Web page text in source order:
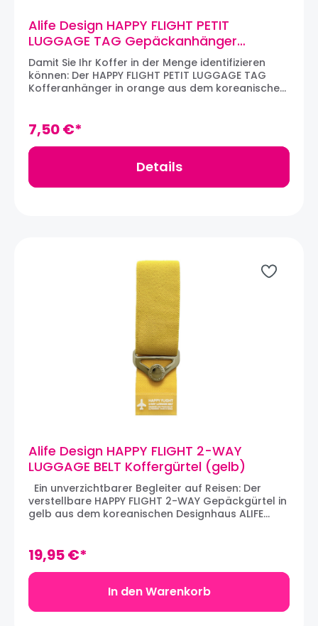
Alife Design HAPPY FLIGHT PETIT
LUGGAGE TAG Gepäckanhänger
(orange)
Damit Sie Ihr Koffer in der Menge identifizieren
können: Der HAPPY FLIGHT PETIT LUGGAGE TAG
Kofferanhänger in orange aus dem koreanischen
einfachste Montage. Ein Kärtchen zum
Personalisieren befindet sich auf der
Rückentseite. Material: PVCMaße: 25 x 4 cm
7,50 €*
Details
Alife Design HAPPY FLIGHT 2-WAY
LUGGAGE BELT Koffergürtel (gelb)
Ein unverzichtbarer Begleiter auf Reisen: Der
verstellbare HAPPY FLIGHT 2-WAY Gepäckgürtel in
gelb aus dem koreanischen Designhaus ALIFE
einfach fest um den Koffer geschnallt werden. So
bleibt der Koffer gut verschnürt, und durch die
auffällige Farbe ist der Gepäckgurt auf dem
Förderband am Flughafen oder zwischen anderen
Koffern gut zu erkennen. Der Gurt kann auch dazu
verwendet werden, zusätzliches Gepäck am
19,95 €*
In den Warenkorb